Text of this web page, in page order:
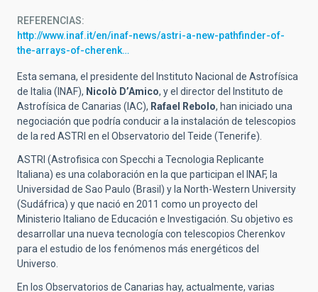
REFERENCIAS
http://www.inaf.it/en/inaf-news/astri-a-new-pathfinder-of-
the-arrays-of-cherenk…
Esta semana, el presidente del Instituto Nacional de Astrofísica
de Italia (INAF), Nicolò D’Amico, y el director del Instituto de
Astrofísica de Canarias (IAC), Rafael Rebolo, han iniciado una
negociación que podría conducir a la instalación de telescopios
de la red ASTRI en el Observatorio del Teide (Tenerife).
ASTRI (Astrofisica con Specchi a Tecnologia Replicante
Italiana) es una colaboración en la que participan el INAF, la
Universidad de Sao Paulo (Brasil) y la North-Western University
(Sudáfrica) y que nació en 2011 como un proyecto del
Ministerio Italiano de Educación e Investigación. Su objetivo es
desarrollar una nueva tecnología con telescopios Cherenkov
para el estudio de los fenómenos más energéticos del
Universo.
En los Observatorios de Canarias hay, actualmente, varias